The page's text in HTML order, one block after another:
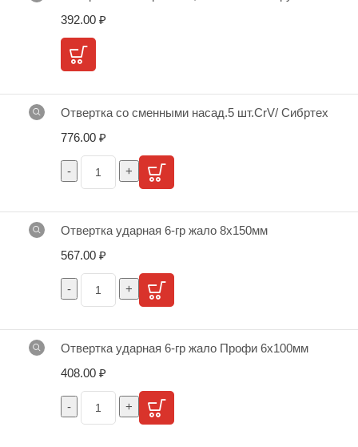
392.00 ₽
Отвертка со сменными насад.5 шт.CrV/ Cибртех
776.00 ₽
Отвертка ударная 6-гр жало 8х150мм
567.00 ₽
Отвертка ударная 6-гр жало Профи 6х100мм
408.00 ₽